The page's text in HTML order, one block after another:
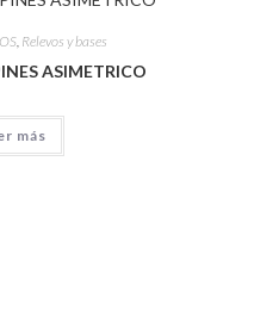
, Relevos y bases
ASIMETRICO
más